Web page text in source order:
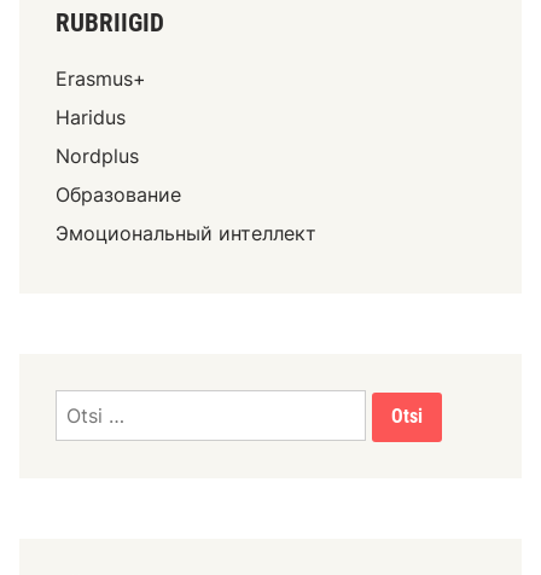
RUBRIIGID
Erasmus+
Haridus
Nordplus
Образование
Эмоциональный интеллект